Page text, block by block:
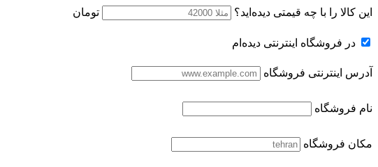
اسباب بازی جنگی
اسباب بازی الکترونیکی
این کالا را با چه قیمتی دیده‌اید؟ تومان
در فروشگاه اینترنتی دیده‌ام
آدرس اینترنتی فروشگاه
نام فروشگاه
مکان فروشگاه